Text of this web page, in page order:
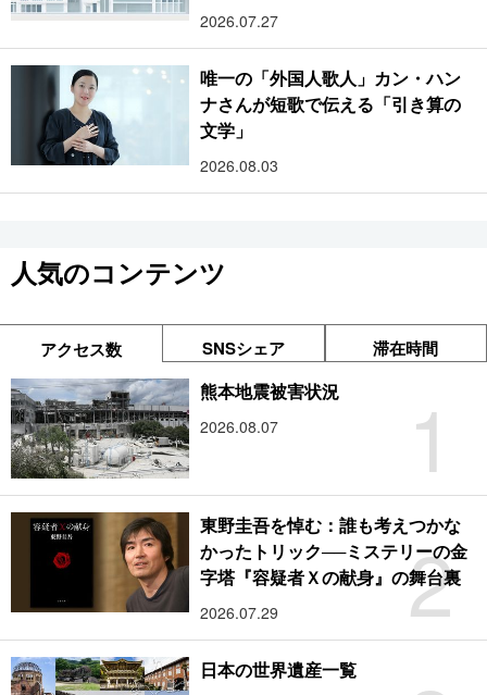
2026.07.27
唯一の「外国人歌人」カン・ハン
ナさんが短歌で伝える「引き算の
文学」
2026.08.03
人気のコンテンツ
アクセス数 SNSシェア 滞在時間
1
熊本地震被害状況
2026.08.07
2
東野圭吾を悼む：誰も考えつかな
かったトリック──ミステリーの金
字塔『容疑者Ｘの献身』の舞台裏
2026.07.29
日本の世界遺産一覧